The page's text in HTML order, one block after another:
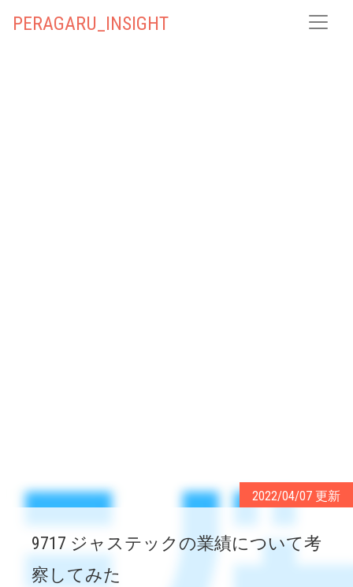
PERAGARU_INSIGHT
9717 ジャステックの業績について考
察してみた
2022/04/07 更新